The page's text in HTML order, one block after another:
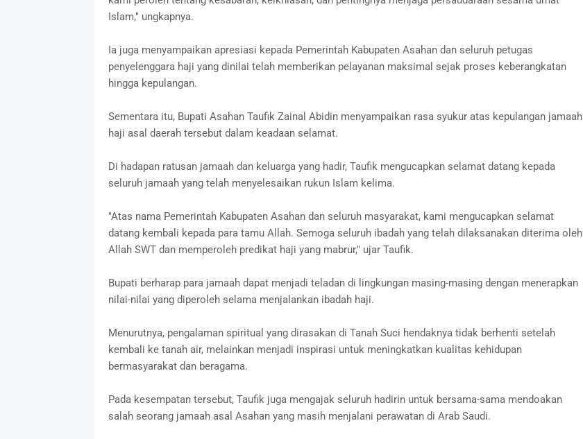
Islam," ungkapnya.
Ia juga menyampaikan apresiasi kepada Pemerintah Kabupaten Asahan dan seluruh petugas
penyelenggara haji yang dinilai telah memberikan pelayanan maksimal sejak proses keberangkatan
hingga kepulangan.
Sementara itu, Bupati Asahan Taufik Zainal Abidin menyampaikan rasa syukur atas kepulangan jamaah
haji asal daerah tersebut dalam keadaan selamat.
Di hadapan ratusan jamaah dan keluarga yang hadir, Taufik mengucapkan selamat datang kepada
seluruh jamaah yang telah menyelesaikan rukun Islam kelima.
"Atas nama Pemerintah Kabupaten Asahan dan seluruh masyarakat, kami mengucapkan selamat
datang kembali kepada para tamu Allah. Semoga seluruh ibadah yang telah dilaksanakan diterima oleh
Allah SWT dan memperoleh predikat haji yang mabrur," ujar Taufik.
Bupati berharap para jamaah dapat menjadi teladan di lingkungan masing-masing dengan menerapkan
nilai-nilai yang diperoleh selama menjalankan ibadah haji.
Menurutnya, pengalaman spiritual yang dirasakan di Tanah Suci hendaknya tidak berhenti setelah
kembali ke tanah air, melainkan menjadi inspirasi untuk meningkatkan kualitas kehidupan
bermasyarakat dan beragama.
Pada kesempatan tersebut, Taufik juga mengajak seluruh hadirin untuk bersama-sama mendoakan
salah seorang jamaah asal Asahan yang masih menjalani perawatan di Arab Saudi.